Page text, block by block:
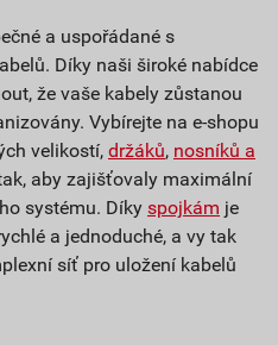
a uspořádané s
Díky naši široké nabídce
že vaše kabely zůstanou
Vybírejte na e-shopu
velikostí, držáků, nosníků a
aby zajišťovaly maximální
systému. Díky spojkám je
a jednoduché, a vy tak
síť pro uložení kabelů